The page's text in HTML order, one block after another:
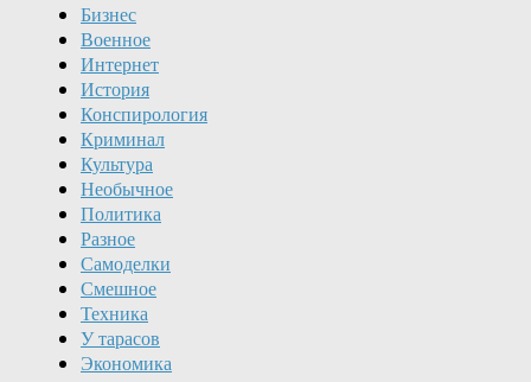
Бизнес
Военное
Интернет
История
Конспирология
Криминал
Культура
Необычное
Политика
Разное
Самоделки
Смешное
Техника
У тарасов
Экономика